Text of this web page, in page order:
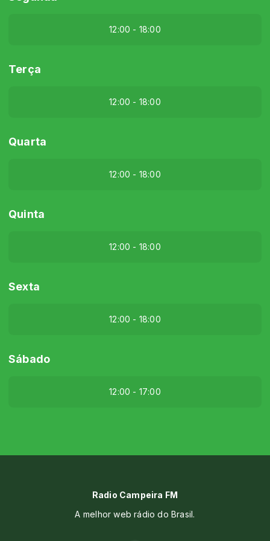
12:00 - 18:00
Terça
12:00 - 18:00
Quarta
12:00 - 18:00
Quinta
12:00 - 18:00
Sexta
12:00 - 18:00
Sábado
12:00 - 17:00
Radio Campeira FM
A melhor web rádio do Brasil.